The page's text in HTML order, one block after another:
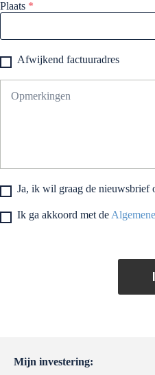
Plaats *
Afwijkend factuuradres
Ja, ik wil graag de nieuwsbrief
Ik ga akkoord met de
Mijn investering: